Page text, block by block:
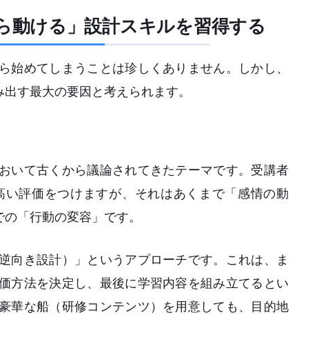
動ける」設計スキルを習得する
めてしまうことは珍しくありません。しかし、
す最大の要因と考えられます。
いて古くから議論されてきたテーマです。受講者
評価をつけますが、それはあくまで「感情の動
「行動の変容」です。
向き設計）」というアプローチです。これは、ま
方法を決定し、最後に学習内容を組み立てるとい
華な船（研修コンテンツ）を用意しても、目的地